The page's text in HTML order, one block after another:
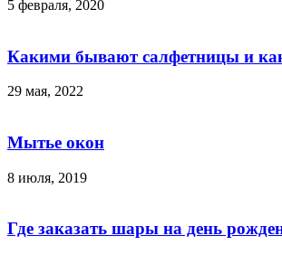
5 февраля, 2020
Какими бывают салфетницы и
29 мая, 2022
Мытье окон
8 июля, 2019
Где заказать шары на день